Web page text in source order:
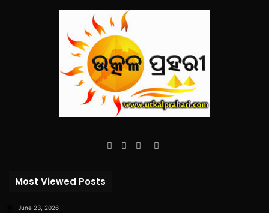
Facebook
TwitterYouTube
Instagram
Most Viewed Posts
June 23, 2026